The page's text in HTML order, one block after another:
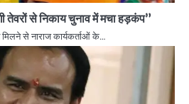
तेवरों से निकाय चुनाव में मचा हड़कंप”
से नाराज कार्यकर्ताओं के…